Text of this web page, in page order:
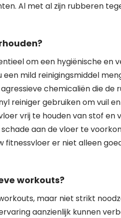
Al met al zijn rubberen
om een hygiënische en
mild reinigingsmiddel
chemicaliën die de
reiniger gebruiken om vuil
vrij te houden van stof en
aan de vloer te
er niet alleen
workouts?
maar niet strikt
aanzienlijk kunnen